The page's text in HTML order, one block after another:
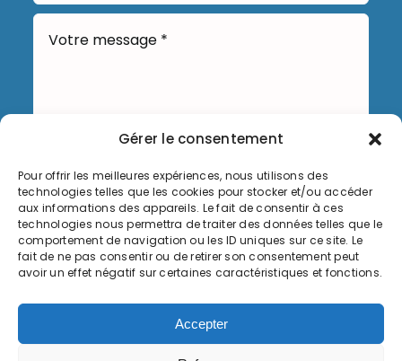
Gérer le consentement
Pour offrir les meilleures expériences, nous utilisons des
technologies telles que les cookies pour stocker et/ou accéder
aux informations des appareils. Le fait de consentir à ces
technologies nous permettra de traiter des données telles que le
comportement de navigation ou les ID uniques sur ce site. Le
fait de ne pas consentir ou de retirer son consentement peut
avoir un effet négatif sur certaines caractéristiques et fonctions.
Accepter
Envoyer
Informations légales
Politique de cookies (UE)